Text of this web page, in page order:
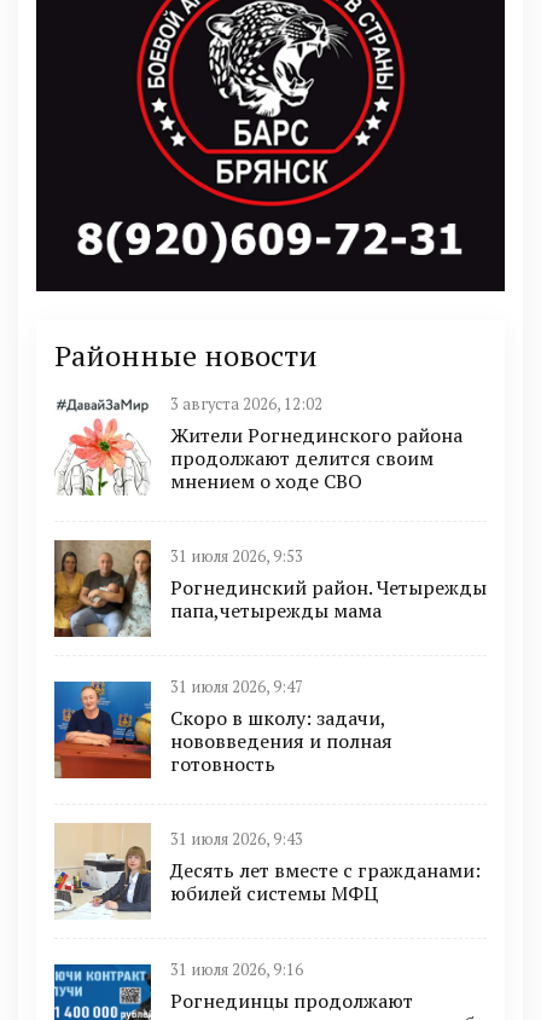
Районные новости
3 августа 2026, 12:02
Жители Рогнединского района
продолжают делится своим
мнением о ходе СВО
31 июля 2026, 9:53
Рогнединский район. Четырежды
папа,четырежды мама
31 июля 2026, 9:47
Скоро в школу: задачи,
нововведения и полная
готовность
31 июля 2026, 9:43
Десять лет вместе с гражданами:
юбилей системы МФЦ
31 июля 2026, 9:16
Рогнединцы продолжают